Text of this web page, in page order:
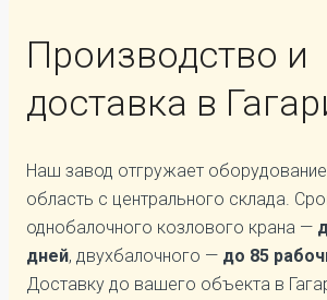
Производство и
доставка в
Наш завод отгружает
область с центрального склада.
однобалочного козлового крана —
дней, двухбалочного — до 85
Доставку до вашего объекта в